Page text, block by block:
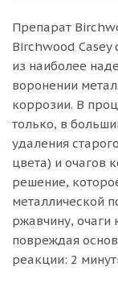
Препарат
Birchwood Casey
из наиболее
воронении
коррозии. В
только, в
удаления
цвета) и очагов
решение,
металлической
ржавчину, очаги
повреждая
реакции: 2